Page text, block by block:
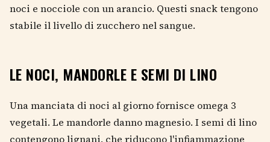
noci e nocciole con un arancio. Questi snack tengono
stabile il livello di zucchero nel sangue.
LE NOCI, MANDORLE E SEMI DI LINO
Una manciata di noci al giorno fornisce omega 3
vegetali. Le mandorle danno magnesio. I semi di lino
contengono lignani, che riducono l'infiammazione